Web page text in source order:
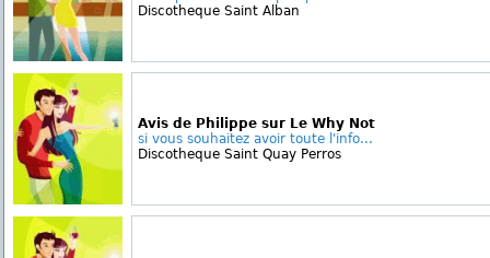
Discotheque Saint Alban
Avis de Philippe sur Le Why Not
si vous souhaitez avoir toute l'info...
Discotheque Saint Quay Perros